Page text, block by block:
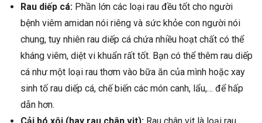
Rau diếp cá: Phần lớn các loại rau đều tốt cho người
bệnh viêm amidan nói riêng và sức khỏe con người nói
chung, tuy nhiên rau diếp cá chứa nhiều hoạt chất có thể
kháng viêm, diệt vi khuẩn rất tốt. Bạn có thể thêm rau diếp
cá như một loại rau thơm vào bữa ăn của mình hoặc xay
sinh tố rau diếp cá, chế biến các món canh, lẩu,… để hấp
dẫn hơn.